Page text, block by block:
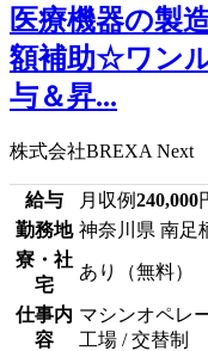
医療機器の製
額補助☆ワン
与＆昇...
株式会社BREXA Next
給与 月収例240,000
勤務地 神奈川県 南足
寮・社
宅
あり（無料）
仕事内
容
マシンオペレ
工場 / 交替制